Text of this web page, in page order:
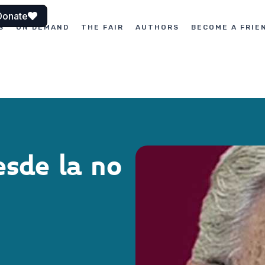
ON DEMAND THE FAIR AUTHORS BECOME A
la no